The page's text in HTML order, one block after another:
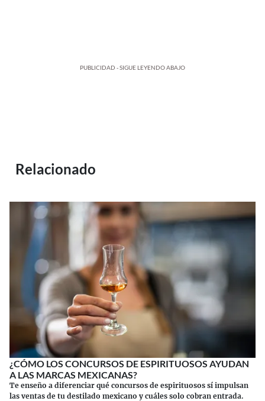
PUBLICIDAD - SIGUE LEYENDO ABAJO
Relacionado
¿CÓMO LOS CONCURSOS DE ESPIRITUOSOS AYUDAN
A LAS MARCAS MEXICANAS?
Te enseño a diferenciar qué concursos de espirituosos sí impulsan
las ventas de tu destilado mexicano y cuáles solo cobran entrada.